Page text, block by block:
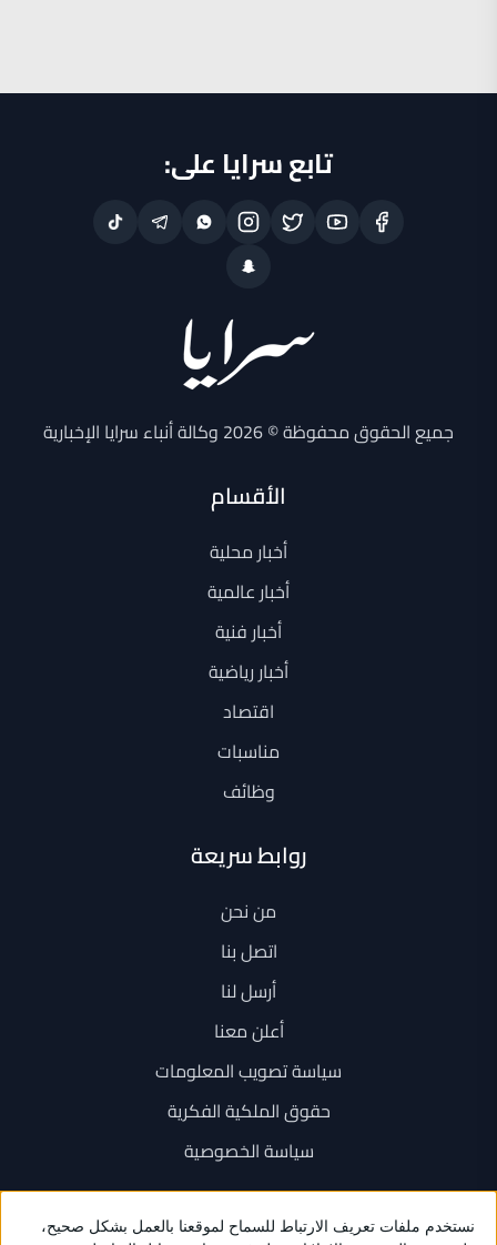
تابع سرايا على:
جميع الحقوق محفوظة © 2026 وكالة أنباء سرايا الإخبارية
الأقسام
أخبار محلية
أخبار عالمية
أخبار فنية
أخبار رياضية
اقتصاد
مناسبات
وظائف
روابط سريعة
من نحن
اتصل بنا
أرسل لنا
أعلن معنا
سياسة تصويب المعلومات
حقوق الملكية الفكرية
سياسة الخصوصية
اتصل بنا